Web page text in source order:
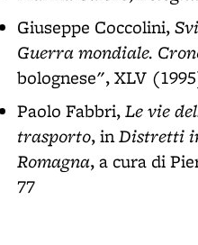
Giuseppe Coccolini,
Guerra mondiale.
bolognese", XLV
Paolo Fabbri,Le vie
trasporto, inDistretti
Romagna, a cura di
77